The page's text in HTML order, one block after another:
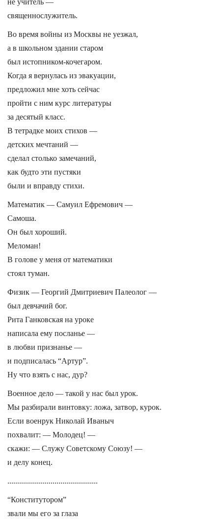
не учитель —
священнослужитель.
Во время войны из Москвы не уезжал,
а в школьном здании старом
был истопником-кочегаром.
Когда я вернулась из эвакуации,
предложил мне хоть сейчас
пройти с ним курс литературы
за десятый класс.
В тетрадке моих стихов —
детских мечтаний —
сделал столько замечаний,
как будто эти пустяки
были и вправду стихи.
Математик — Самуил Ефремович —
Самоша.
Он был хороший.
Меломан!
В голове у меня от математики
стоял туман.
Физик — Георгий Дмитриевич Палеолог —
был девчачий бог.
Рита Ганковская на уроке
написала ему посланье —
в любви признанье —
и подписалась “Артур”.
Ну что взять с нас, дур?
Военное дело — такой у нас был урок.
Мы разбирали винтовку: ложа, затвор, курок.
Если военрук Николай Иваныч
похвалит: — Молодец! —
скажи: — Служу Советскому Союзу! —
и делу конец.
..............................................
“Конститутором”
звали мы его за глаза